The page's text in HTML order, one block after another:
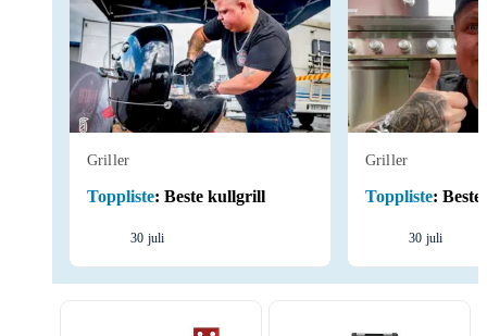
Griller
Toppliste: Beste kullgrill
30 juli
Griller
Toppliste: Beste
30 juli